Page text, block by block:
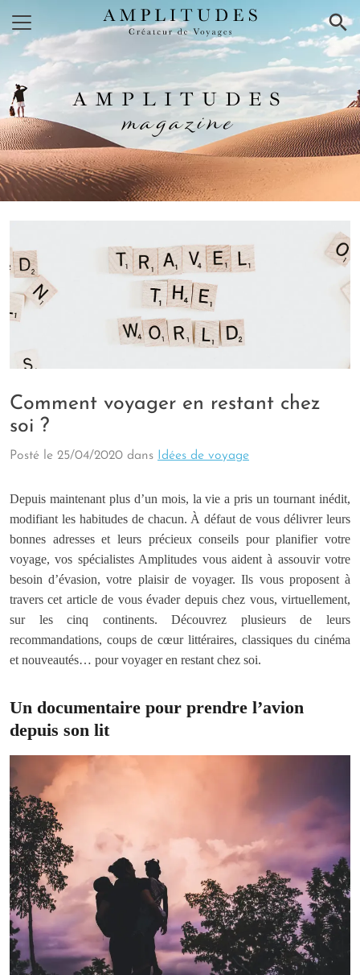
×
AMPLITUDES
magazine
Comment voyager en restant chez
soi ?
Posté le 25/04/2020 dans Idées de voyage
Depuis maintenant plus d’un mois, la vie a pris un tournant inédit,
modifiant les habitudes de chacun. À défaut de vous délivrer leurs
bonnes adresses et leurs précieux conseils pour planifier votre
voyage, vos spécialistes Amplitudes vous aident à assouvir votre
besoin d’évasion, votre plaisir de voyager. Ils vous proposent à
travers cet article de vous évader depuis chez vous, virtuellement,
sur les cinq continents. Découvrez plusieurs de leurs
recommandations, coups de cœur littéraires, classiques du cinéma
et nouveautés… pour voyager en restant chez soi.
Un documentaire pour prendre l’avion
depuis son lit